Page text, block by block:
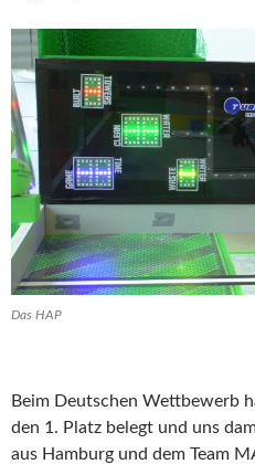
Das HAP
Beim Deutschen Wettbewerb
den 1. Platz belegt und uns
aus Hamburg und dem Team